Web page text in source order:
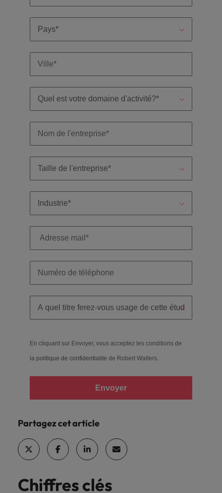
En cliquant sur Envoyer, vous acceptez les conditions de
la politique de confidentialite de Robert Walters.
Envoyer
Partagez cet article
Chiffres clés